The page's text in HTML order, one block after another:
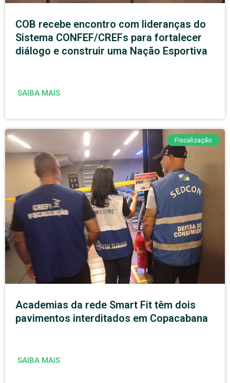
COB recebe encontro com lideranças do
Sistema CONFEF/CREFs para fortalecer
diálogo e construir uma Nação Esportiva
SAIBA MAIS
Fiscalização
Academias da rede Smart Fit têm dois
pavimentos interditados em Copacabana
SAIBA MAIS